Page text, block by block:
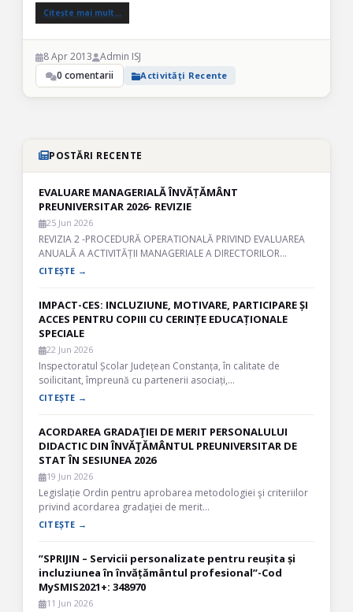
Citește mai mult…
8 Apr 2013
Admin ISJ
0 comentarii
Activități Recente
POSTĂRI RECENTE
EVALUARE MANAGERIALĂ ÎNVĂȚĂMÂNT
PREUNIVERSITAR 2026- REVIZIE
25 Jun 2026
REVIZIA 2 -PROCEDURĂ OPERATIONALĂ PRIVIND EVALUAREA
ANUALĂ A ACTIVITĂȚII MANAGERIALE A DIRECTORILOR…
CITEȘTE →
IMPACT-CES: INCLUZIUNE, MOTIVARE, PARTICIPARE ȘI
ACCES PENTRU COPIII CU CERINȚE EDUCAȚIONALE
SPECIALE
22 Jun 2026
Inspectoratul Școlar Județean Constanța, în calitate de
soilicitant, împreună cu partenerii asociați,…
CITEȘTE →
ACORDAREA GRADAŢIEI DE MERIT PERSONALULUI
DIDACTIC DIN ÎNVĂŢĂMÂNTUL PREUNIVERSITAR DE
STAT ÎN SESIUNEA 2026
19 Jun 2026
Legislație Ordin pentru aprobarea metodologiei şi criteriilor
privind acordarea gradaţiei de merit…
CITEȘTE →
”SPRIJIN – Servicii personalizate pentru reușita și
incluziunea în învățământul profesional”-Cod
MySMIS2021+: 348970
11 Jun 2026